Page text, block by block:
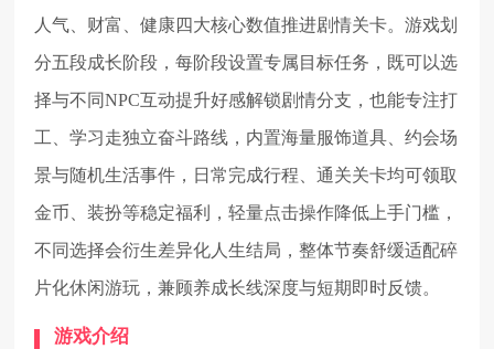
人气、财富、健康四大核心数值推进剧情关卡。游戏划
分五段成长阶段，每阶段设置专属目标任务，既可以选
择与不同NPC互动提升好感解锁剧情分支，也能专注打
工、学习走独立奋斗路线，内置海量服饰道具、约会场
景与随机生活事件，日常完成行程、通关关卡均可领取
金币、装扮等稳定福利，轻量点击操作降低上手门槛，
不同选择会衍生差异化人生结局，整体节奏舒缓适配碎
片化休闲游玩，兼顾养成长线深度与短期即时反馈。
游戏介绍